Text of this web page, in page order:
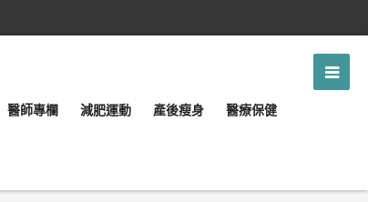
醫師專欄 減肥運動 產後瘦身 醫療保健